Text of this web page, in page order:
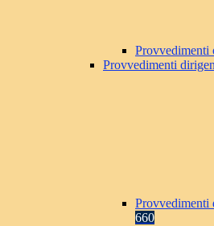
Provvedimenti
Provvedimenti
Provvedimenti
660